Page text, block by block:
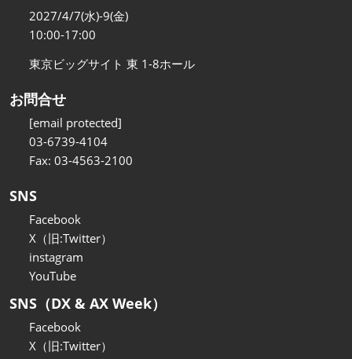
2027/4/7(水)-9(金)
10:00-17:00
東京ビッグサイト 東 1-8ホール
お問合せ
[email protected]
03-6739-4104
Fax: 03-4563-2100
SNS
Facebook
X（旧:Twitter）
instagram
YouTube
SNS（DX & AX Week）
Facebook
X（旧:Twitter）